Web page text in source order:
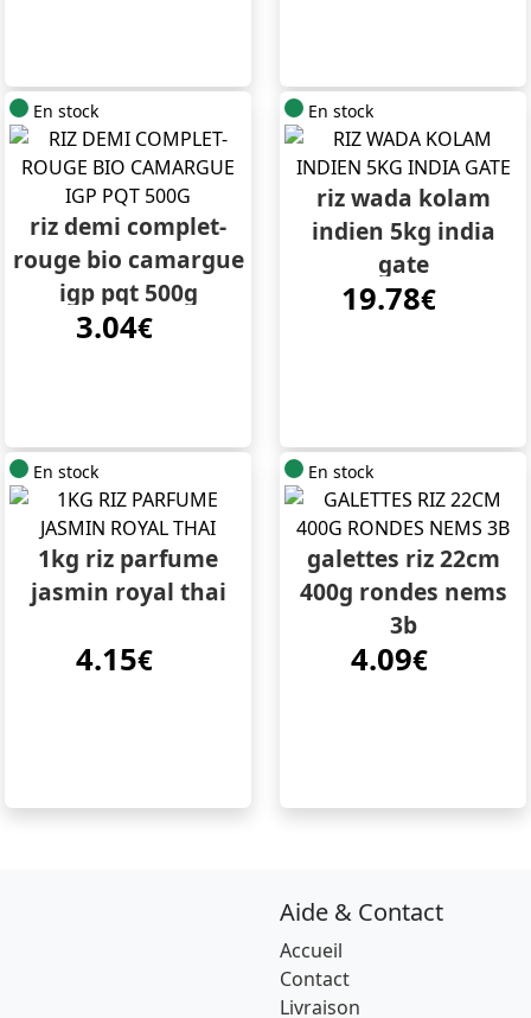
En stock
riz demi complet-
rouge bio camargue
igp pqt 500g
3.04€
En stock
riz wada kolam
indien 5kg india
gate
19.78€
En stock
1kg riz parfume
jasmin royal thai
4.15€
En stock
galettes riz 22cm
400g rondes nems
3b
4.09€
Aide & Contact
Accueil
Contact
Livraison